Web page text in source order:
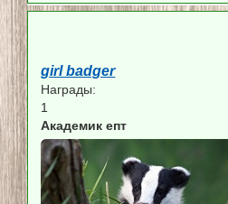
girl badger
Награды:
1
Академик епт